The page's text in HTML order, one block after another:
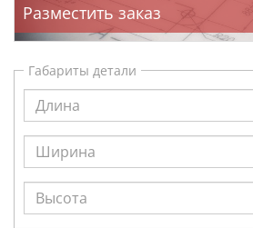
Разместить заказ
Габариты детали